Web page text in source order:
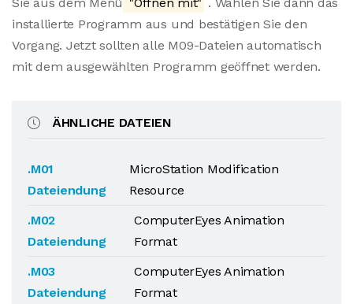
installierte Programm aus und bestätigen Sie den
Vorgang. Jetzt sollten alle M09-Dateien automatisch
mit dem ausgewählten Programm geöffnet werden.
ÄHNLICHE DATEIEN
.M01
Dateiendung
MicroStation Modification
Resource
.M02
Dateiendung
ComputerEyes Animation
Format
.M03
Dateiendung
ComputerEyes Animation
Format